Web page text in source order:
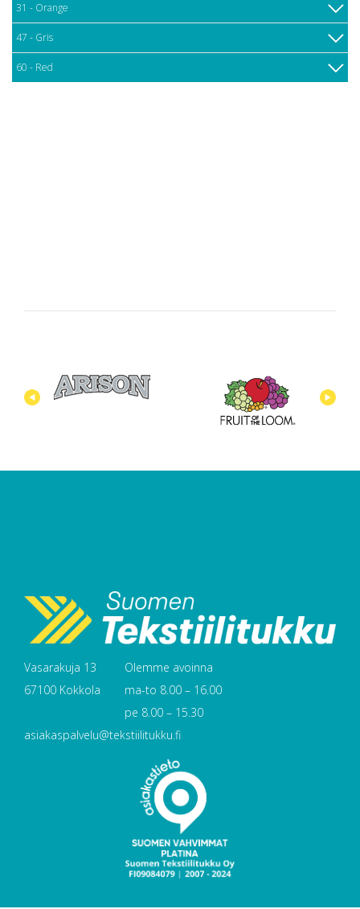
31 - Orange
47 - Gris
60 - Red
Vasarakuja 13
67100 Kokkola
Olemme avoinna
ma-to 8.00 – 16.00
pe 8.00 – 15.30
asiakaspalvelu@tekstiilitukku.fi